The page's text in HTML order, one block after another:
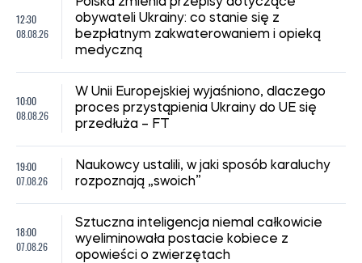
12:30
08.08.26
obywateli Ukrainy: co stanie się z
bezpłatnym zakwaterowaniem i opieką
medyczną
10:00
08.08.26
W Unii Europejskiej wyjaśniono, dlaczego
proces przystąpienia Ukrainy do UE się
przedłuża – FT
19:00
07.08.26
Naukowcy ustalili, w jaki sposób karaluchy
rozpoznają „swoich”
18:00
07.08.26
Sztuczna inteligencja niemal całkowicie
wyeliminowała postacie kobiece z
opowieści o zwierzętach